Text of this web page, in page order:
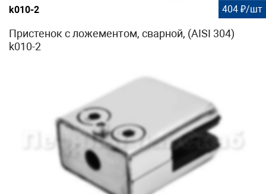
k010-2 404 ₽/шт
Пристенок с ложементом, сварной, (AISI 304)
k010-2